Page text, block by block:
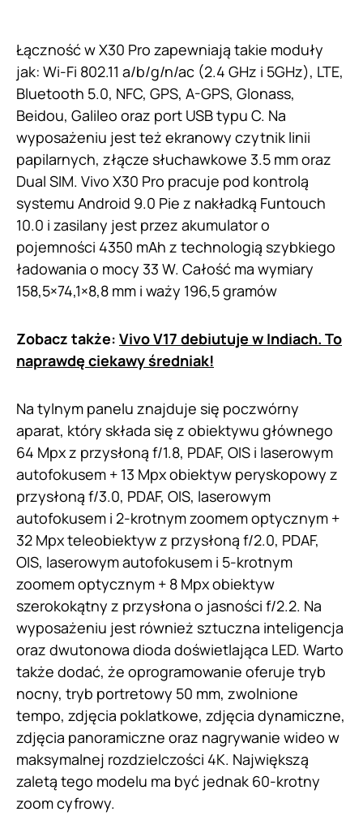
Łączność w X30 Pro zapewniają takie moduły
jak: Wi-Fi 802.11 a/b/g/n/ac (2.4 GHz i 5GHz), LTE,
Bluetooth 5.0, NFC, GPS, A-GPS, Glonass,
Beidou, Galileo oraz port USB typu C. Na
wyposażeniu jest też ekranowy czytnik linii
papilarnych, złącze słuchawkowe 3.5 mm oraz
Dual SIM. Vivo X30 Pro pracuje pod kontrolą
systemu Android 9.0 Pie z nakładką Funtouch
10.0 i zasilany jest przez akumulator o
pojemności 4350 mAh z technologią szybkiego
ładowania o mocy 33 W. Całość ma wymiary
158,5×74,1×8,8 mm i waży 196,5 gramów
Zobacz także: Vivo V17 debiutuje w Indiach. To
naprawdę ciekawy średniak!
Na tylnym panelu znajduje się poczwórny
aparat, który składa się z obiektywu głównego
64 Mpx z przysłoną f/1.8, PDAF, OIS i laserowym
autofokusem + 13 Mpx obiektyw peryskopowy z
przysłoną f/3.0, PDAF, OIS, laserowym
autofokusem i 2-krotnym zoomem optycznym +
32 Mpx teleobiektyw z przysłoną f/2.0, PDAF,
OIS, laserowym autofokusem i 5-krotnym
zoomem optycznym + 8 Mpx obiektyw
szerokokątny z przysłona o jasności f/2.2. Na
wyposażeniu jest również sztuczna inteligencja
oraz dwutonowa dioda doświetlająca LED. Warto
także dodać, że oprogramowanie oferuje tryb
nocny, tryb portretowy 50 mm, zwolnione
tempo, zdjęcia poklatkowe, zdjęcia dynamiczne,
zdjęcia panoramiczne oraz nagrywanie wideo w
maksymalnej rozdzielczości 4K. Największą
zaletą tego modelu ma być jednak 60-krotny
zoom cyfrowy.